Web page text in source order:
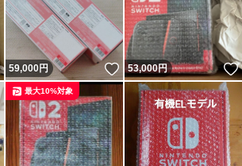
いいね！
59,000円 いいね！
53,000円
最大10%対象